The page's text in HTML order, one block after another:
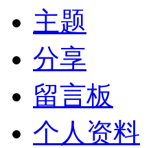
主题
分享
留言板
个人资料